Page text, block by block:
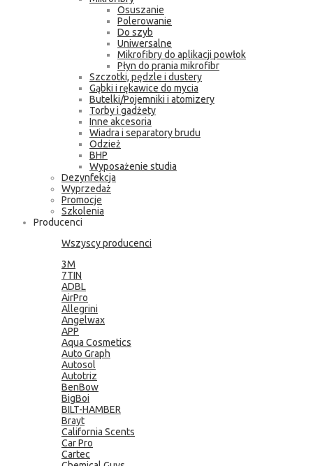
Osuszanie
Polerowanie
Do szyb
Uniwersalne
Mikrofibry do aplikacji powłok
Płyn do prania mikrofibr
Szczotki, pędzle i dustery
Gąbki i rękawice do mycia
Butelki/Pojemniki i atomizery
Torby i gadżety
Inne akcesoria
Wiadra i separatory brudu
Odzież
BHP
Wyposażenie studia
Dezynfekcja
Wyprzedaż
Promocje
Szkolenia
Producenci
Wszyscy producenci
3M
7TIN
ADBL
AirPro
Allegrini
Angelwax
APP
Aqua Cosmetics
Auto Graph
Autosol
Autotriz
BenBow
BigBoi
BILT-HAMBER
Brayt
California Scents
Car Pro
Cartec